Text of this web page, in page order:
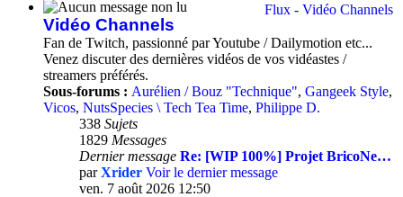
Flux - Vidéo Channels
Vidéo Channels
Fan de Twitch, passionné par Youtube / Dailymotion etc...
Venez discuter des dernières vidéos de vos vidéastes /
streamers préférés.
Sous-forums : Aurélien / Bouz "Technique", Gangeek Style,
Vicos, NutsSpecies \ Tech Tea Time, Philippe D.
338 Sujets
1829 Messages
Dernier message Re: [WIP 100%] Projet BricoNe…
parXrider Voir le dernier message
ven. 7 août 2026 12:50